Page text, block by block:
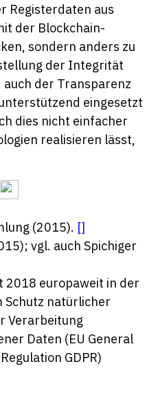
Registerdaten aus
der Blockchain-
sondern anders zu
der Integrität
der Transparenz
eingesetzt
dies nicht einfacher
realisieren lässt,
(2015). []
vgl. auch Spichiger
2018 europaweit in der
Schutz natürlicher
Verarbeitung
Daten (EU General
GDPR)